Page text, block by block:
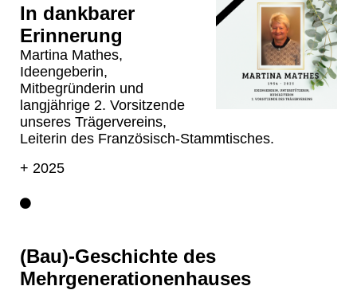
In dankbarer
Erinnerung
Martina Mathes,
Ideengeberin,
Mitbegründerin und
langjährige 2. Vorsitzende
unseres Trägervereins,
Leiterin des Französisch-Stammtisches.
+ 2025
(Bau)-Geschichte des
Mehrgenerationenhauses